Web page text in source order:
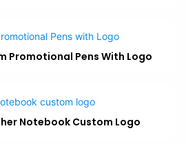
Promotional Pens With Logo
Notebook Custom Logo